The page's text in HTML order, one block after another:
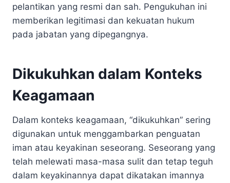
pelantikan yang resmi dan sah. Pengukuhan ini
memberikan legitimasi dan kekuatan hukum
pada jabatan yang dipegangnya.
Dikukuhkan dalam Konteks
Keagamaan
Dalam konteks keagamaan, “dikukuhkan” sering
digunakan untuk menggambarkan penguatan
iman atau keyakinan seseorang. Seseorang yang
telah melewati masa-masa sulit dan tetap teguh
dalam keyakinannya dapat dikatakan imannya